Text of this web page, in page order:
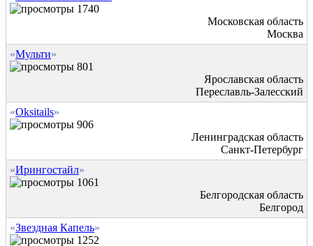
1740
Московская область
Москва
«Мульти»
801
Ярославская область
Переславль-Залесский
«Oksitails»
906
Ленинградская область
Санкт-Петербург
«Ирингостайл»
1061
Белгородская область
Белгород
«Звездная Капель»
1252